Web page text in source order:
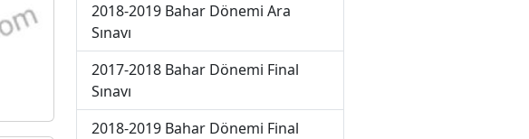
2018-2019 Bahar Dönemi Ara
Sınavı
2017-2018 Bahar Dönemi Final
Sınavı
2018-2019 Bahar Dönemi Final